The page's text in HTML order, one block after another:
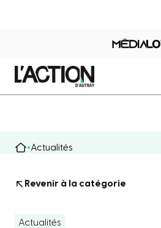
Actualités
Revenir à la catégorie
Actualités